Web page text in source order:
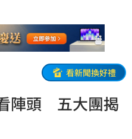
看新聞換好禮
陣頭 五大團揭